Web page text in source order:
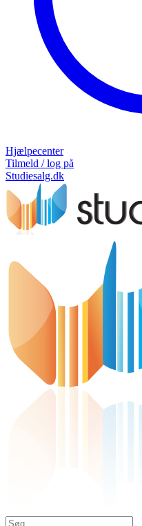
Hjælpecenter
Tilmeld / log på
Studiesalg.dk